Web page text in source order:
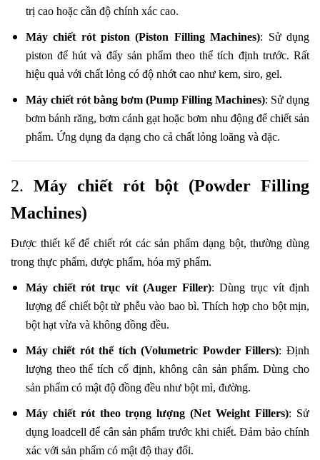
trị cao hoặc cần độ chính xác cao.
Máy chiết rót piston (Piston Filling Machines): Sử dụng
piston để hút và đẩy sản phẩm theo thể tích định trước. Rất
hiệu quả với chất lỏng có độ nhớt cao như kem, siro, gel.
Máy chiết rót bằng bơm (Pump Filling Machines): Sử dụng
bơm bánh răng, bơm cánh gạt hoặc bơm nhu động để chiết sản
phẩm. Ứng dụng đa dạng cho cả chất lỏng loãng và đặc.
2. Máy chiết rót bột (Powder Filling
Machines)
Được thiết kế để chiết rót các sản phẩm dạng bột, thường dùng
trong thực phẩm, dược phẩm, hóa mỹ phẩm.
Máy chiết rót trục vít (Auger Filler): Dùng trục vít định
lượng để chiết bột từ phễu vào bao bì. Thích hợp cho bột mịn,
bột hạt vừa và không đồng đều.
Máy chiết rót thể tích (Volumetric Powder Fillers): Định
lượng theo thể tích cố định, không cân sản phẩm. Dùng cho
sản phẩm có mật độ đồng đều như bột mì, đường.
Máy chiết rót theo trọng lượng (Net Weight Fillers): Sử
dụng loadcell để cân sản phẩm trước khi chiết. Đảm bảo chính
xác với sản phẩm có mật độ thay đổi.